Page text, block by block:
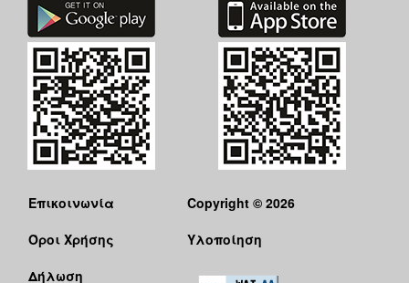
Επικοινωνία
Όροι Χρήσης
Δήλωση
Copyright © 2026
Υλοποίηση